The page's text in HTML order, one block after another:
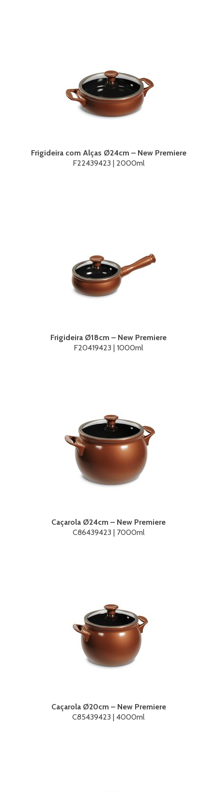
Frigideira com Alças Ø24cm – New Premiere
F22439423 | 2000ml
Frigideira Ø18cm – New Premiere
F20419423 | 1000ml
Caçarola Ø24cm – New Premiere
C86439423 | 7000ml
Caçarola Ø20cm – New Premiere
C85439423 | 4000ml